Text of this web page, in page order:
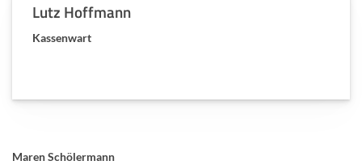
Lutz Hoffmann
Kassenwart
Maren Schölermann